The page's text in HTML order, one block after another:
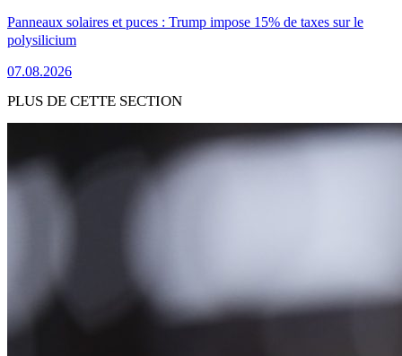
Panneaux solaires et puces : Trump impose 15% de taxes sur le
polysilicium
07.08.2026
PLUS DE CETTE SECTION